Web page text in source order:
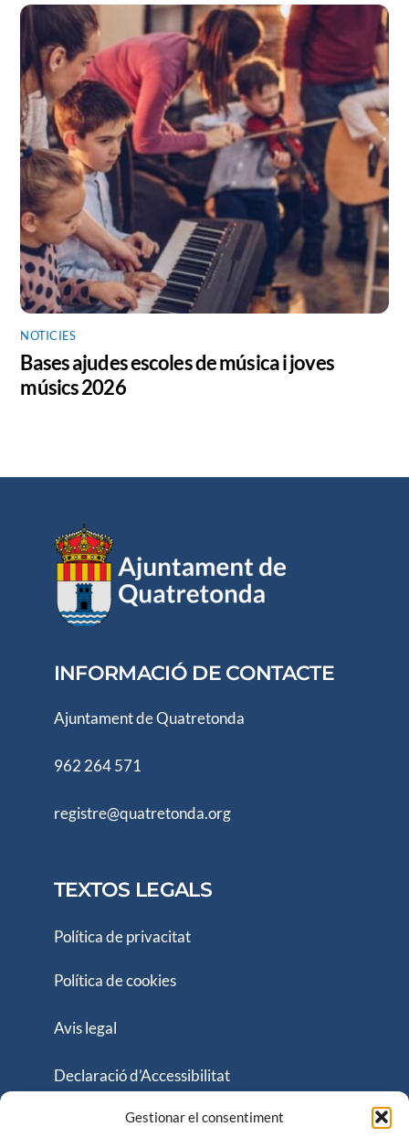
Gestionar el consentiment
NOTICIES
Bases ajudes escoles de música i joves
músics 2026
INFORMACIÓ DE CONTACTE
Ajuntament de Quatretonda
962 264 571
registre@quatretonda.org
TEXTOS LEGALS
Política de privacitat
Política de cookies
Avis legal
Declaració d’Accessibilitat